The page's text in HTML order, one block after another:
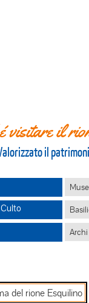
visitare il
il
Archi